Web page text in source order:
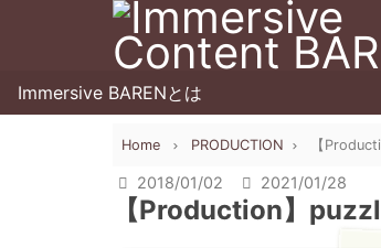
Immersive BARENとは
Home PRODUCTION 【
2018/01/02 2021/01/28
【Production】